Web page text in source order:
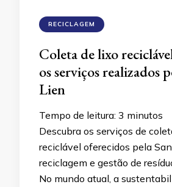
RECICLAGEM
Coleta de lixo
os serviços realizados
Lien
Tempo de leitura: 3 minutos
Descubra os serviços de
reciclável oferecidos pela
reciclagem e gestão de
No mundo atual, a